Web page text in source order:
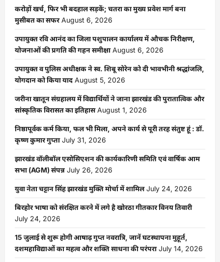
करोड़ों खर्च, फिर भी बदहाल सड़कें; चतरा का मुख्य प्रवेश मार्ग बना
मुसीबत का सफर August 6, 2026
उपायुक्त रवि आनंद का जिला पशुपालन कार्यालय में औचक निरीक्षण,
योजनाओं की प्रगति की गहन समीक्षा August 6, 2026
उपायुक्त व पुलिस अधीक्षक ने स्व. शिबू सोरेन को दी भावभीनी श्रद्धांजलि,
योगदान को किया याद August 5, 2026
जरीना खातून संग्रहालय में विद्यार्थियों ने जाना झारखंड की पुरातात्विक और
सांस्कृतिक विरासत का इतिहास August 1, 2026
निष्ठापूर्वक कर्म किया, फल भी मिला, अपने कार्य से पूरी तरह संतुष्ट हूं : डॉ.
कृष्ण कुमार गुप्ता July 31, 2026
झारखंड वॉलीबॉल एसोसिएशन की कार्यकारिणी समिति एवं वार्षिक आम
सभा (AGM) संपन्न July 26, 2026
युवा नेता चट्टान सिंह झारखंड मुक्ति मोर्चा में शामिल July 24, 2026
बिरहोर भाषा को संरक्षित करने में लगे है खोरठा गीतकार विनय तिवारी
July 24, 2026
15 जुलाई से शुरू होगी आषाढ़ गुप्त नवरात्रि, जानें घटस्थापना मुहूर्त,
दशमहाविद्याओं का महत्व और शक्ति साधना की परंपरा July 14, 2026